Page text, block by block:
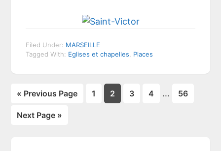
Filed Under: MARSEILLE
Tagged With: Eglises et chapelles Places
« Previous Page Page
1 Page
2 Page
3 Page
4 … Page
56
Next Page »